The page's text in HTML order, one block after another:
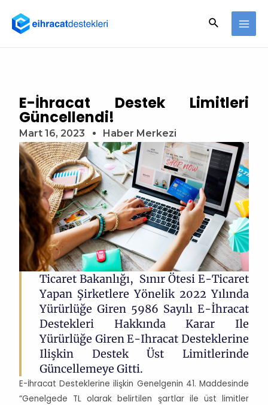
E-İhracat Destek Limitleri
Güncellendi!
Mart 16, 2023 Haber Merkezi
Ticaret Bakanlığı, Sınır Ötesi E-Ticaret
Yapan Şirketlere Yönelik 2022 Yılında
Yürürlüğe Giren 5986 Sayılı E-İhracat
Destekleri Hakkında Karar Ile
Yürürlüğe Giren E-Ihracat Desteklerine
Ilişkin Destek Üst Limitlerinde
Güncellemeye Gitti.
E-İhracat Desteklerine ilişkin Genelgenin 41. Maddesinde
“Genelgede TL olarak belirtilen şartlar ile üst limitler